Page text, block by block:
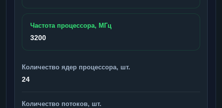
Частота процессора, МГц
3200
Количество ядер процессора, шт.
24
Количество потоков, шт.